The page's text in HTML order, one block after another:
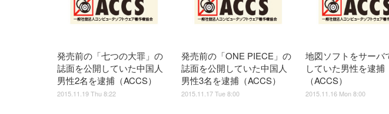
発売前の「七つの大罪」の
誌面を公開していた中国人
男性2名を逮捕（ACCS）
2015.11.19 Thu 8:22
発売前の「ONE PIECE」の
誌面を公開していた中国人
男性3名を逮捕（ACCS）
2015.11.17 Tue 8:00
地図ソフトをサーバ
していた男性を逮捕
（ACCS）
2015.11.16 Mon 8:00